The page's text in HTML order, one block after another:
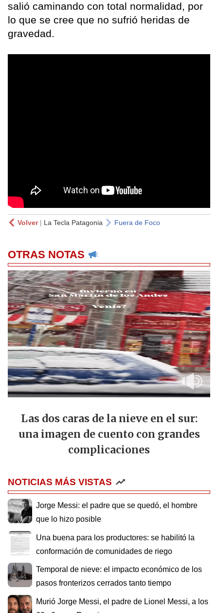
salió caminando con total normalidad, por
lo que se cree que no sufrió heridas de
gravedad.
Volver| La Tecla Patagonia Fuera de Foco
OTRAS NOTAS
Las dos caras de la nieve en el sur:
una imagen de cuento con grandes
complicaciones
NOTICIAS MÁS VISTAS
Jorge Messi: el padre que se quedó, el hombre
que lo hizo posible
Una buena para los productores: se habilitó la
conformación de comunidades de riego
Temporal de nieve: el impacto económico de los
pasos fronterizos cerrados tanto tiempo
Murió Jorge Messi, el padre de Lionel Messi, a los